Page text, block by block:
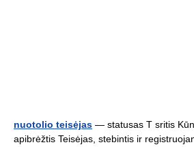
nuotolio teisėjas — statusas T sritis
apibrėžtis Teisėjas, stebintis ir